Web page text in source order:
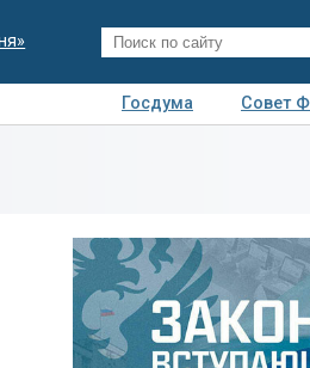
Госдума
Совет